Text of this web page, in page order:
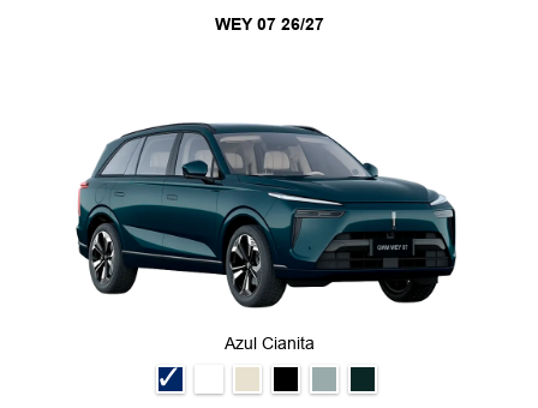
WEY 07 26/27
Azul Cianita